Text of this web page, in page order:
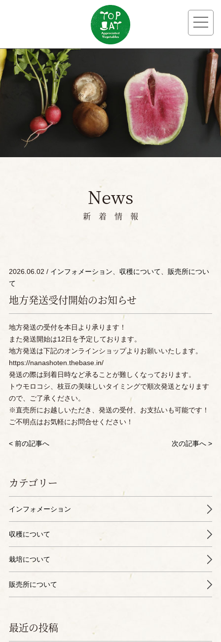
お問い合わせ
Contact
News
新 着 情 報
2026.06.02 / インフォメーション 収穫について
販売所につい
て
地方発送受付開始のお知らせ
地方発送の受付を本日より承ります！
また発送開始は12日を予定しております。
地方発送は下記のオンラインショップよりお願いいたします。
https://nanashoten.thebase.in/
発送の際は到着日時など承ることが難しくなっております。
トウモロコシ、枝豆の美味しいタイミングで順次発送となります
ので、ご了承ください。
※直売所にお越しいただき、発送の受付、お支払いも可能です！
ご不明点はお気軽にお問合せください！
< 前の記事へ 次の記事へ >
カテゴリー
インフォメーション
収穫について
栽培について
販売所について
最近の投稿